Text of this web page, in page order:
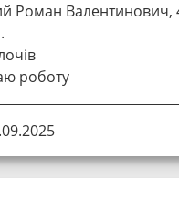
Роман Валентинович,
роботу